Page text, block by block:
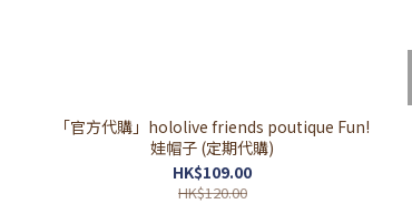
「官方代購」hololive friends poutique Fun!
娃帽子 (定期代購)
HK$109.00
HK$120.00